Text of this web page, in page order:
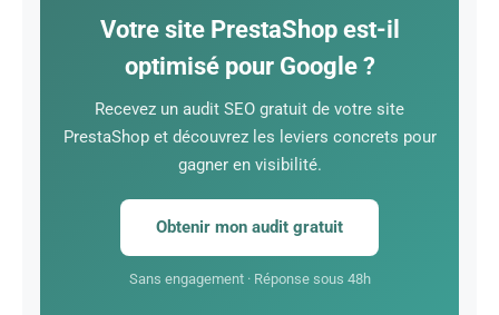
Votre site PrestaShop est-il
optimisé pour Google ?
Recevez un audit SEO gratuit de votre site
PrestaShop et découvrez les leviers concrets pour
gagner en visibilité.
Obtenir mon audit gratuit
Sans engagement · Réponse sous 48h